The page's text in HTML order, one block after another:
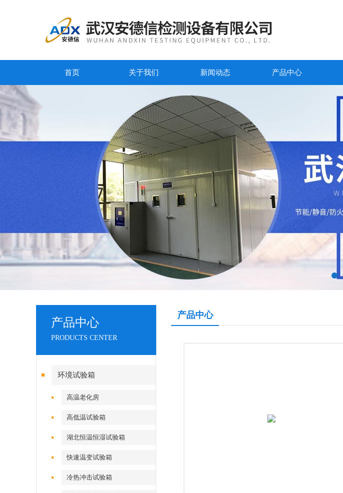
首页 关于我们 新闻动态 产品中心
产品中心
PRODUCTS CENTER
环境试验箱
高温老化房
高低温试验箱
湖北恒温恒湿试验箱
快速温变试验箱
冷热冲击试验箱
产品中心